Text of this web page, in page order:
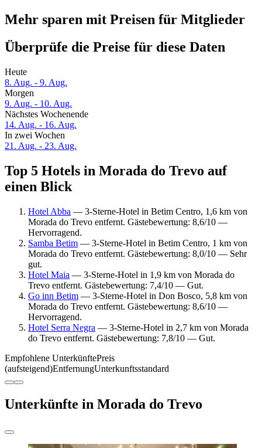
Mehr sparen mit Preisen für Mitglieder
Überprüfe die Preise für diese Daten
Heute
8. Aug. - 9. Aug.
Morgen
9. Aug. - 10. Aug.
Nächstes Wochenende
14. Aug. - 16. Aug.
In zwei Wochen
21. Aug. - 23. Aug.
Top 5 Hotels in Morada do Trevo auf
einen Blick
Hotel Abba — 3-Sterne-Hotel in Betim Centro, 1,6 km von
Morada do Trevo entfernt. Gästebewertung: 8,6/10 —
Hervorragend.
Samba Betim — 3-Sterne-Hotel in Betim Centro, 1 km von
Morada do Trevo entfernt. Gästebewertung: 8,0/10 — Sehr
gut.
Hotel Maia — 3-Sterne-Hotel in 1,9 km von Morada do
Trevo entfernt. Gästebewertung: 7,4/10 — Gut.
Go inn Betim — 3-Sterne-Hotel in Don Bosco, 5,8 km von
Morada do Trevo entfernt. Gästebewertung: 8,6/10 —
Hervorragend.
Hotel Serra Negra — 3-Sterne-Hotel in 2,7 km von Morada
do Trevo entfernt. Gästebewertung: 7,8/10 — Gut.
Empfohlene UnterkünftePreis
(aufsteigend)EntfernungUnterkunftsstandard
Unterkünfte in Morada do Trevo